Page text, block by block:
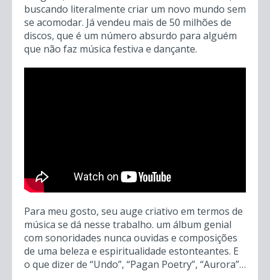
buscando literalmente criar um novo mundo sem
se acomodar. Já vendeu mais de 50 milhões de
discos, que é um número absurdo para alguém
que não faz música festiva e dançante.
Para meu gosto, seu auge criativo em termos de
música se dá nesse trabalho. um álbum genial
com sonoridades nunca ouvidas e composições
de uma beleza e espiritualidade estonteantes. E
o que dizer de “Undo”, “Pagan Poetry”, “Aurora”…